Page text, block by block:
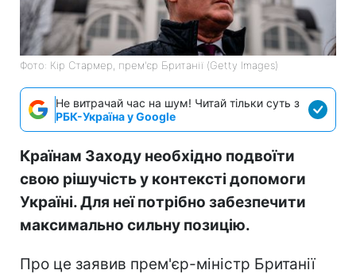
Фото: Кір Стармер, прем'єр Британії (Getty Images)
Не витрачай час на шум! Читай тільки суть з
РБК-Україна у Google
Країнам Заходу необхідно подвоїти
свою рішучість у контексті допомоги
Україні. Для неї потрібно забезпечити
максимально сильну позицію.
Про це заявив прем'єр-міністр Британії